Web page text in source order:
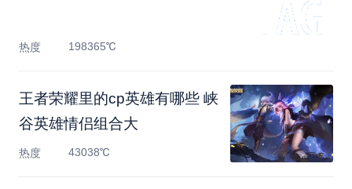
热度 198365℃
王者荣耀里的cp英雄有哪些 峡
谷英雄情侣组合大
热度 43038℃